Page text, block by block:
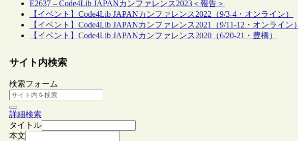
E2637 – Code4Lib JAPANカンファレンス2023＜報告＞
【イベント】Code4Lib JAPANカンファレンス2022（9/3-4・オンライン）
【イベント】Code4Lib JAPANカンファレンス2021（9/11-12・オンライン）
【イベント】Code4Lib JAPANカンファレンス2020（6/20-21・豊橋）
サイト内検索
検索フォーム
詳細検索
タイトル
本文